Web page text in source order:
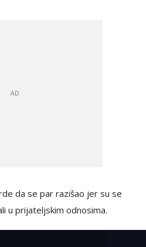
da se par razišao jer su se
u prijateljskim odnosima.